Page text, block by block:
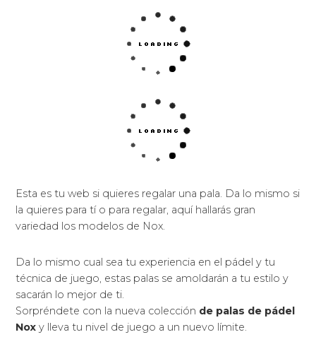
Esta es tu web si quieres regalar una pala. Da lo mismo si
la quieres para tí o para regalar, aquí hallarás gran
variedad los modelos de Nox.
Da lo mismo cual sea tu experiencia en el pádel y tu
técnica de juego, estas palas se amoldarán a tu estilo y
sacarán lo mejor de ti.
Sorpréndete con la nueva colección de palas de pádel
Nox y lleva tu nivel de juego a un nuevo límite.